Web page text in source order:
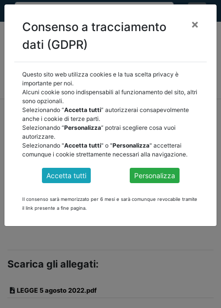
MEF FINANZA LOCALE/OSSERVATORIO
NORMATIVA
CORTE DEI CONTI E GIURISPRUDENZA
home documenti pubblici normativa/torna indietro
DOCUMENTI PUBBLICI
LEGGE 5 agosto 2022 PER IL MERCATO E LA
CONCORRENZA 2021 E NOTA ANCI SULLE
Scarica il testp della LEGGE 5 agosto 2022, n. 118
Scarica gli allegati:
LEGGE 5 agosto 2022.pdf
Consenso a tracciamento
dati (GDPR)
×
Questo sito web utilizza cookies e la tua scelta privacy è
importante per noi.
Alcuni cookie sono indispensabili al funzionamento del sito, altri
sono opzionali.
Selezionando “Accetta tutti” autorizzerai consapevolmente
anche i cookie di terze parti.
Selezionando “Personalizza” potrai scegliere cosa vuoi
autorizzare.
Selezionando "Accetta tutti" o "Personalizza" accetterai
comunque i cookie strettamente necessari alla navigazione.
Accetta tutti Personalizza
Il consenso sarà memorizzato per 6 mesi e sarà comunque revocabile tramite
il link presente a fine pagina.